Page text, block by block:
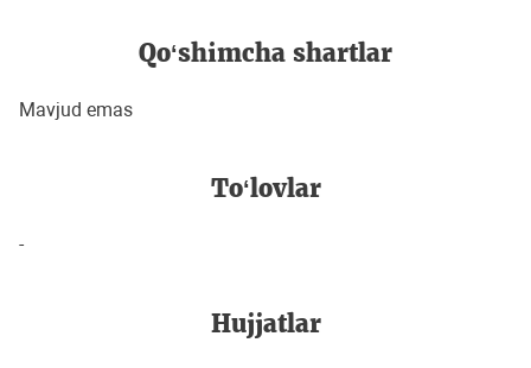
Qo‘shimcha shartlar
Mavjud emas
To‘lovlar
-
Hujjatlar